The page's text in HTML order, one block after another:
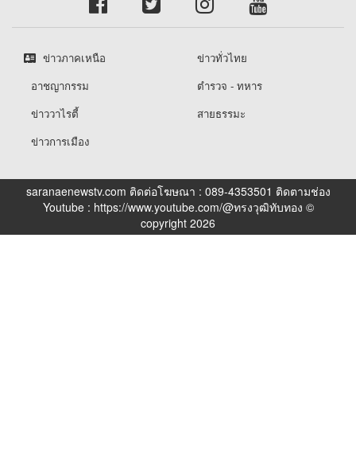
ข่าวภาคเหนือ
ข่าวทั่วไทย
อาชญากรรม
ตำรวจ - ทหาร
ข่าววาไรตี้
สายธรรมะ
ข่าวการเมือง
saranaenewstv.com ติดต่อโฆษณา : 089-4353501 ติดตามช่อง
Youtube : https://www.youtube.com/@ทรงวุฒิทับทอง ©
copyright 2026